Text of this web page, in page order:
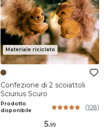
Materiale riciclato
Confezione di 2 scoiattoli
Sciurius Scuro
Prodotto
disponibile
(108)
5.99